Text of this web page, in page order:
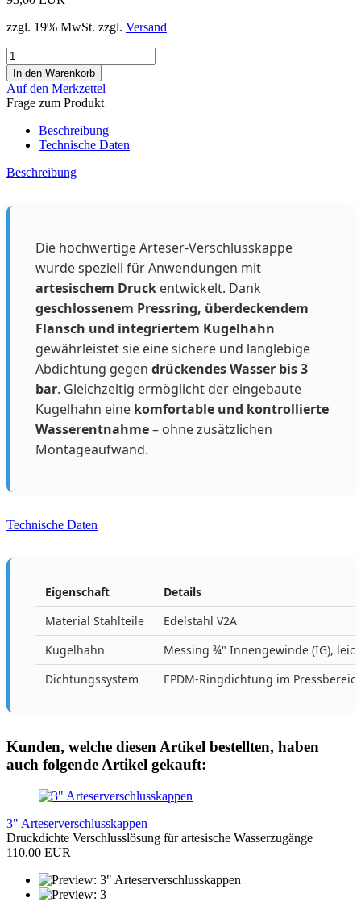
zzgl. 19% MwSt. zzgl. Versand
Auf den Merkzettel
Frage zum Produkt
Beschreibung
Technische Daten
Beschreibung
Die hochwertige Arteser-Verschlusskappe
wurde speziell für Anwendungen mit
artesischem Druck entwickelt. Dank
geschlossenem Pressring, überdeckendem
Flansch und integriertem Kugelhahn
gewährleistet sie eine sichere und langlebige
Abdichtung gegen drückendes Wasser bis 3
bar. Gleichzeitig ermöglicht der eingebaute
Kugelhahn eine komfortable und kontrollierte
Wasserentnahme– ohne zusätzlichen
Montageaufwand.
Technische Daten
Eigenschaft
Details
Material Stahlteile
Edelstahl V2A
Kugelhahn
Messing ¾" Innengewinde (IG),
Dichtungssystem
EPDM-Ringdichtung im
Kunden, welche diesen Artikel bestellten, haben
auch folgende Artikel gekauft:
3" Arteserverschlusskappen
Druckdichte Verschlusslösung für artesische Wasserzugänge
110,00 EUR